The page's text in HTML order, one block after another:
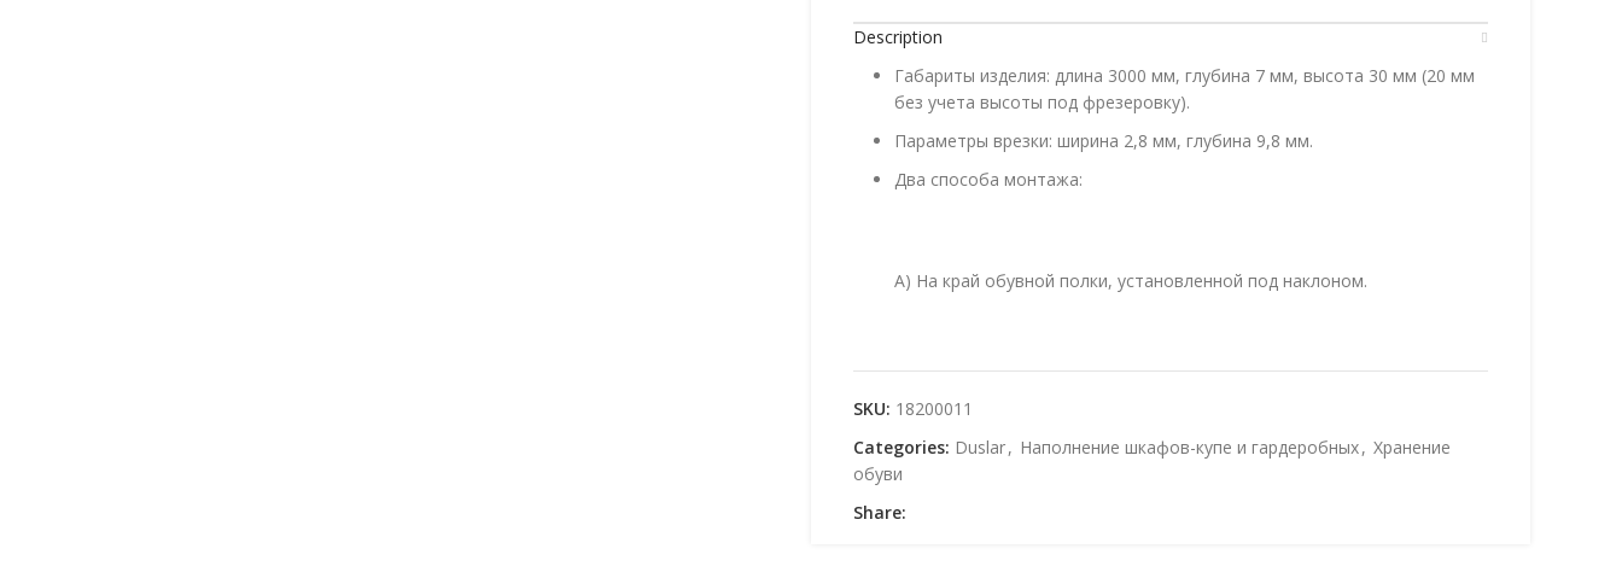
Description
Габариты изделия: длина 3000 мм, глубина 7 мм, высота 30 мм (20 мм
без учета высоты под фрезеровку).
Параметры врезки: ширина 2,8 мм, глубина 9,8 мм.
Два способа монтажа:
А) На край обувной полки, установленной под наклоном.
Профиль – 1 шт.
SKU: 18200011
Categories: Duslar, Наполнение шкафов-купе и гардеробных, Хранение
обуви
Share: